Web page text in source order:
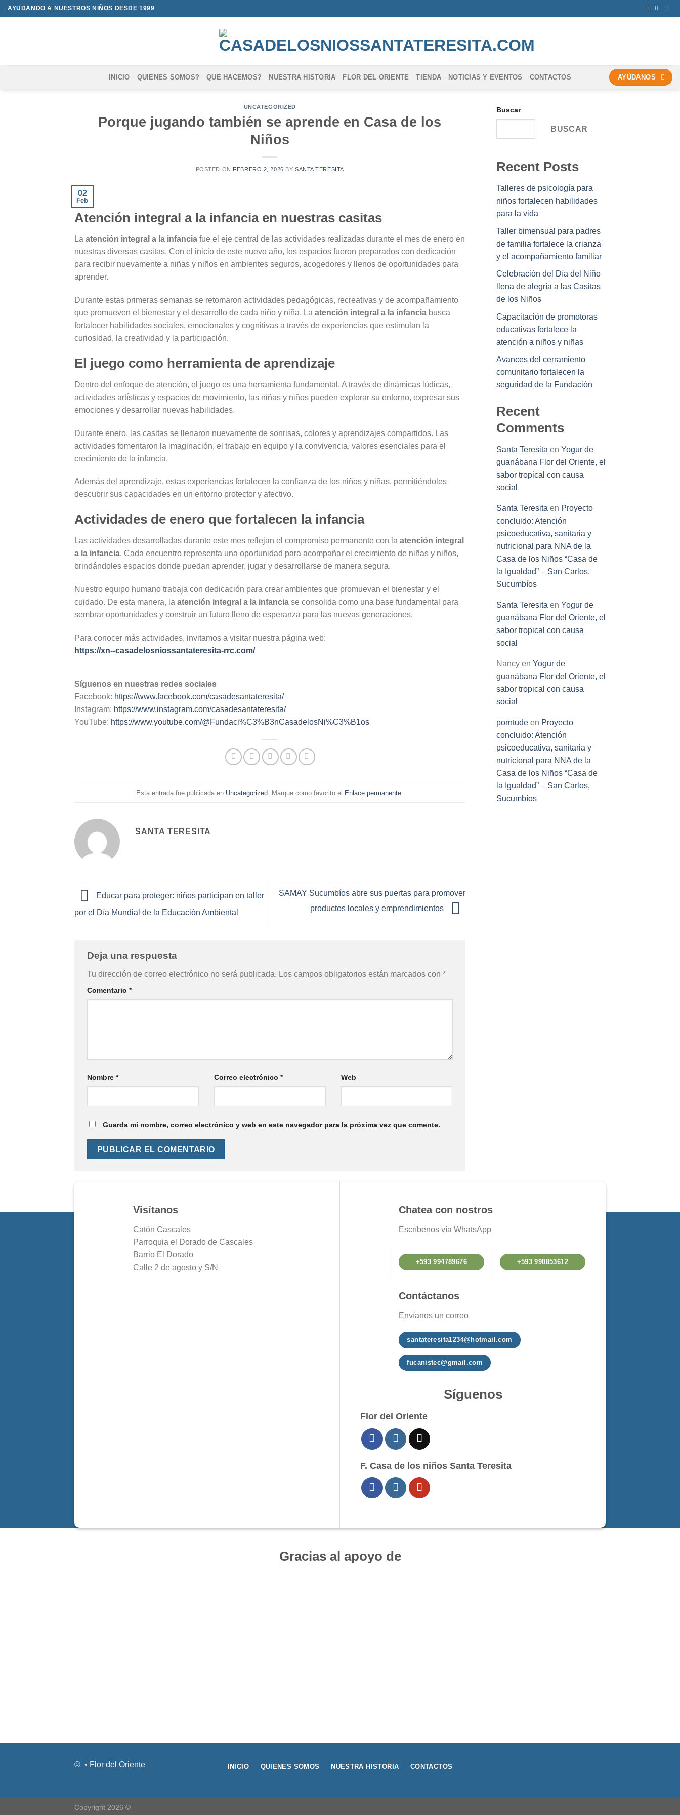
Saltar
al
AYUDANDO A NUESTROS NIÑOS DESDE 1999
INICIO QUIENES SOMOS? QUE HACEMOS? NUESTRA HISTORIA FLOR DEL ORIENTE TIENDA NOTICIAS Y EVENTOS CONTACTOS AYÚDANOS
UNCATEGORIZED
Porque jugando también se aprende en Casa de los
Niños
POSTED ON FEBRERO 2, 2026 BY SANTA TERESITA
02
Feb
Atención integral a la infancia en nuestras casitas
La atención integral a la infancia fue el eje central de las actividades realizadas durante el mes de enero en
nuestras diversas casitas. Con el inicio de este nuevo año, los espacios fueron preparados con dedicación
para recibir nuevamente a niñas y niños en ambientes seguros, acogedores y llenos de oportunidades para
aprender.
Durante estas primeras semanas se retomaron actividades pedagógicas, recreativas y de acompañamiento
que promueven el bienestar y el desarrollo de cada niño y niña. La atención integral a la infancia busca
fortalecer habilidades sociales, emocionales y cognitivas a través de experiencias que estimulan la
curiosidad, la creatividad y la participación.
El juego como herramienta de aprendizaje
Dentro del enfoque de atención, el juego es una herramienta fundamental. A través de dinámicas lúdicas,
actividades artísticas y espacios de movimiento, las niñas y niños pueden explorar su entorno, expresar sus
emociones y desarrollar nuevas habilidades.
Durante enero, las casitas se llenaron nuevamente de sonrisas, colores y aprendizajes compartidos. Las
actividades fomentaron la imaginación, el trabajo en equipo y la convivencia, valores esenciales para el
crecimiento de la infancia.
Además del aprendizaje, estas experiencias fortalecen la confianza de los niños y niñas, permitiéndoles
descubrir sus capacidades en un entorno protector y afectivo.
Actividades de enero que fortalecen la infancia
Las actividades desarrolladas durante este mes reflejan el compromiso permanente con la atención integral
a la infancia. Cada encuentro representa una oportunidad para acompañar el crecimiento de niñas y niños,
brindándoles espacios donde puedan aprender, jugar y desarrollarse de manera segura.
Nuestro equipo humano trabaja con dedicación para crear ambientes que promuevan el bienestar y el
cuidado. De esta manera, la atención integral a la infancia se consolida como una base fundamental para
sembrar oportunidades y construir un futuro lleno de esperanza para las nuevas generaciones.
Para conocer más actividades, invitamos a visitar nuestra página web:
https://xn--casadelosniossantateresita-rrc.com/
Síguenos en nuestras redes sociales
Facebook: https://www.facebook.com/casadesantateresita/
Instagram: https://www.instagram.com/casadesantateresita/
YouTube: https://www.youtube.com/@Fundaci%C3%B3nCasadelosNi%C3%B1os
Esta entrada fue publicada en Uncategorized . Marque como favorito el Enlace permanente
SANTA TERESITA
Educar para proteger: niños participan en taller
por el Día Mundial de la Educación Ambiental
SAMAY Sucumbíos abre sus puertas para promover
productos locales y emprendimientos
Deja una respuesta
Tu dirección de correo electrónico no será publicada. Los campos obligatorios están marcados con *
Comentario *
Nombre * Correo electrónico * Web
Guarda mi nombre, correo electrónico y web en este navegador para la próxima vez que comente.
Buscar
BUSCAR
Recent Posts
Talleres de psicología para
niños fortalecen habilidades
para la vida
Taller bimensual para padres
de familia fortalece la crianza
y el acompañamiento familiar
Celebración del Día del Niño
llena de alegría a las Casitas
de los Niños
Capacitación de promotoras
educativas fortalece la
atención a niños y niñas
Avances del cerramiento
comunitario fortalecen la
seguridad de la Fundación
Recent
Comments
Santa Teresita en Yogur de
guanábana Flor del Oriente, el
sabor tropical con causa
social
Santa Teresita en Proyecto
concluido: Atención
psicoeducativa, sanitaria y
nutricional para NNA de la
Casa de los Niños “Casa de
la Igualdad” – San Carlos,
Sucumbíos
Santa Teresita en Yogur de
guanábana Flor del Oriente, el
sabor tropical con causa
social
Nancyen Yogur de
guanábana Flor del Oriente, el
sabor tropical con causa
social
porntudeen Proyecto
concluido: Atención
psicoeducativa, sanitaria y
nutricional para NNA de la
Casa de los Niños “Casa de
la Igualdad” – San Carlos,
Sucumbíos
Visítanos
Catón Cascales
Parroquia el Dorado de Cascales
Barrio El Dorado
Calle 2 de agosto y S/N
Chatea con nostros
Escríbenos vía WhatsApp
+593 994789676 +593 990853612
Contáctanos
Envíanos un correo
santateresita1234@hotmail.com
fucanistec@gmail.com
Síguenos
Flor del Oriente
F. Casa de los niños Santa Teresita
Gracias al apoyo de
© • Flor del Oriente INICIO QUIENES SOMOS NUESTRA HISTORIA CONTACTOS
Copyright 2026 ©